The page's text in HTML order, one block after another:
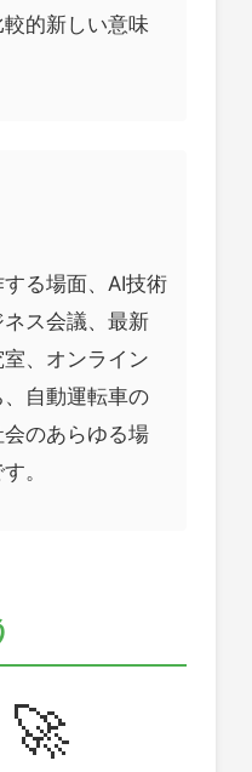
的新しい意味
る場面、AI技術
ス会議、最新
、オンライン
自動運転車の
のあらゆる場
。